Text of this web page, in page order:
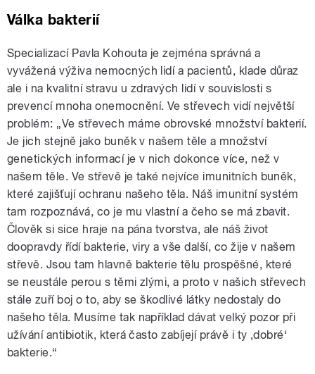
Válka bakterií
Specializací Pavla Kohouta je zejména správná a
vyvážená výživa nemocných lidí a pacientů, klade důraz
ale i na kvalitní stravu u zdravých lidí v souvislosti s
prevencí mnoha onemocnění. Ve střevech vidí největší
problém: „Ve střevech máme obrovské množství bakterií.
Je jich stejně jako buněk v našem těle a množství
genetických informací je v nich dokonce více, než v
našem těle. Ve střevě je také nejvíce imunitních buněk,
které zajišťují ochranu našeho těla. Náš imunitní systém
tam rozpoznává, co je mu vlastní a čeho se má zbavit.
Člověk si sice hraje na pána tvorstva, ale náš život
doopravdy řídí bakterie, viry a vše další, co žije v našem
střevě. Jsou tam hlavně bakterie tělu prospěšné, které
se neustále perou s těmi zlými, a proto v našich střevech
stále zuří boj o to, aby se škodlivé látky nedostaly do
našeho těla. Musíme tak například dávat velký pozor při
užívání antibiotik, která často zabíjejí právě i ty ‚dobré‘
bakterie.“